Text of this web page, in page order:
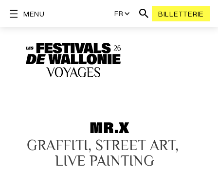
FR BILLETTERIE
MENU
MR.X
GRAFFITI, STREET ART,
LIVE PAINTING